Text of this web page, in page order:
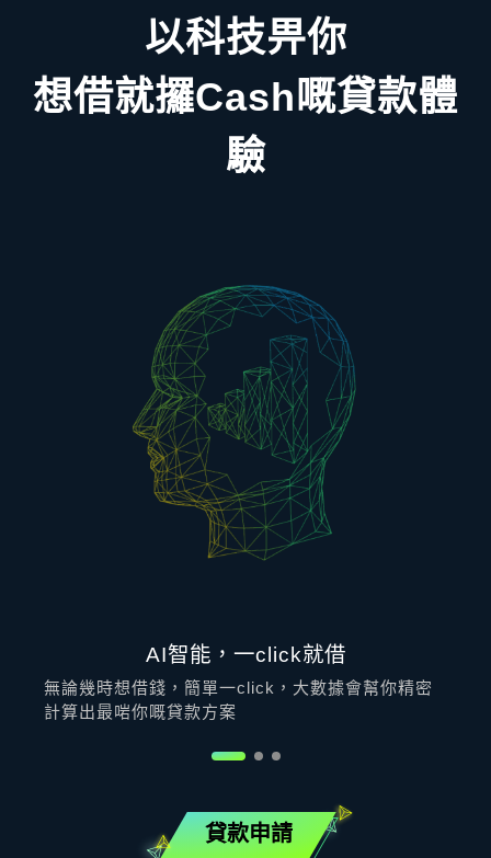
以科技畀你
想借就攞Cash嘅貸款體
驗
AI智能，一click就借
無論幾時想借錢，簡單一click，大數據會幫你精密
計算出最啱你嘅貸款方案
貸款申請